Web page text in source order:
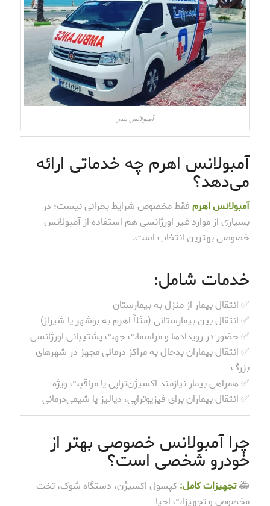
آمبولانس بندر
آمبولانس اهرم چه خدماتی ارائه
می‌دهد؟
آمبولانس اهرمفقط مخصوص شرایط بحرانی نیست؛ در
بسیاری از موارد غیر اورژانسی هم استفاده از آمبولانس
خصوصی بهترین انتخاب است.
خدمات شامل:
✅ انتقال بیمار از منزل به بیمارستان
✅ انتقال بین بیمارستانی (مثلاً اهرم به بوشهر یا شیراز)
✅ حضور در رویدادها و مراسمات جهت پشتیبانی اورژانسی
✅ انتقال بیماران بدحال به مراکز درمانی مجهز در شهرهای
بزرگ
✅ همراهی بیمار نیازمند اکسیژن‌تراپی یا مراقبت ویژه
✅ انتقال بیماران برای فیزیوتراپی، دیالیز یا شیمی‌درمانی
چرا آمبولانس خصوصی بهتر از
خودرو شخصی است؟
🚑تجهیزات کامل:کپسول اکسیژن، دستگاه شوک، تخت
مخصوص و تجهیزات احیا